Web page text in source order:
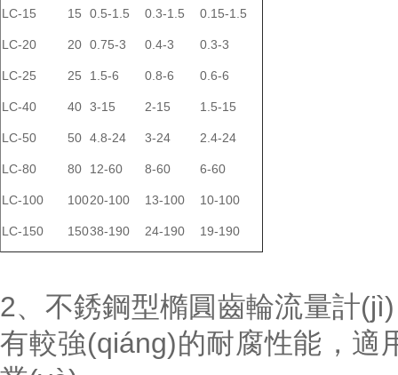
LC-15 15 0.5-1.5 0.3-1.5 0.15-1.5
LC-20 20 0.75-3 0.4-3 0.3-3
LC-25 25 1.5-6 0.8-6 0.6-6
LC-40 40 3-15 2-15 1.5-15
LC-50 50 4.8-24 3-24 2.4-24
LC-80 80 12-60 8-60 6-60
LC-100 10020-100 13-100 10-100
LC-150 15038-190 24-190 19-190
2、不銹鋼型橢圓齒輪流量計
有較強(qiáng)的耐腐性能，